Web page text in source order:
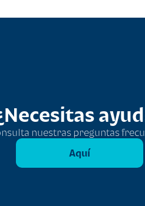
nuestras preguntas
Aquí